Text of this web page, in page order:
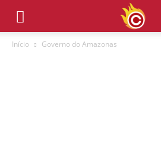
Início Governo do Amazonas